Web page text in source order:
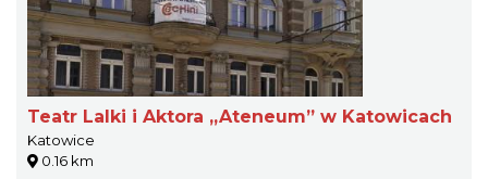
Teatr Lalki i Aktora „Ateneum” w Katowicach
Katowice
0.16 km